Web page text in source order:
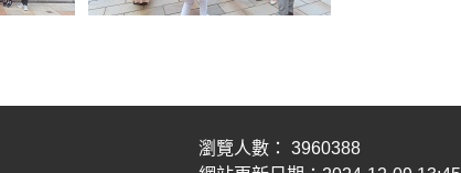
瀏覽人數： 3960388